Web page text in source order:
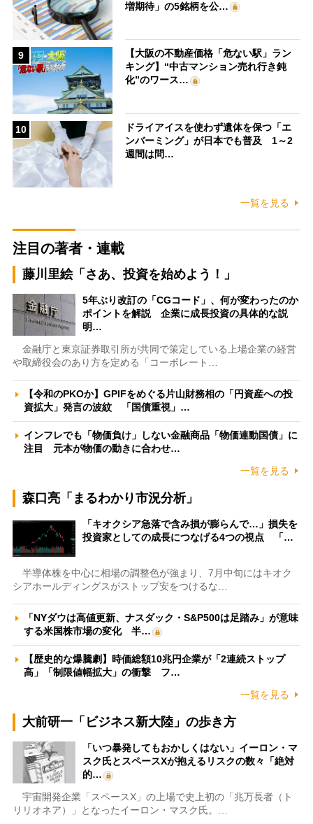
増期待」の5銘柄を公…
9
【大阪の不動産価格「危ない駅」ラン
キング】“中古マンション売れ行き鈍
化”のワース…
10
ドライアイスを使わず遺体を保つ「エ
ンバーミング」が日本でも普及 1～2
週間は問…
一覧を見る
注目の著者・連載
藤川里絵「さあ、投資を始めよう！」
5年ぶり改訂の「CGコード」、何が変わったのか
ポイントを解説 企業に成長投資の具体的な説
明…
金融庁と東京証券取引所が共同で策定している上場企業の経営
や取締役会のあり方を定める「コーポレート…
【令和のPKOか】GPIFをめぐる片山財務相の「円資産への投
資拡大」発言の波紋 「国債重視」…
インフレでも「物価負け」しない金融商品「物価連動国債」に
注目 元本が物価の動きに合わせ…
一覧を見る
森口亮「まるわかり市況分析」
「キオクシア急落で含み損が膨らんで…」損失を
投資家としての成長につなげる4つの視点 「…
半導体株を中心に相場の調整色が強まり、7月中旬にはキオク
シアホールディングスがストップ安をつけるな…
「NYダウは高値更新、ナスダック・S&P500は足踏み」が意味
する米国株市場の変化 半…
【歴史的な爆騰劇】時価総額10兆円企業が「2連続ストップ
高」「制限値幅拡大」の衝撃 フ…
一覧を見る
大前研一「ビジネス新大陸」の歩き方
「いつ暴発してもおかしくはない」イーロン・マ
スク氏とスペースXが抱えるリスクの数々「絶対
的…
宇宙開発企業「スペースX」の上場で史上初の「兆万長者（ト
リリオネア）」となったイーロン・マスク氏。…